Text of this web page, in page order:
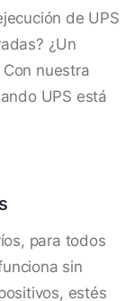
de UPS
¿Un
nuestra
UPS está
para todos
sin
estés